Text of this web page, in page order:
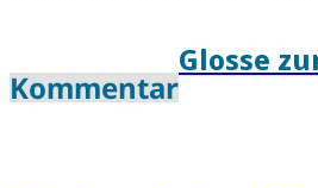
Kommentar
Glosse